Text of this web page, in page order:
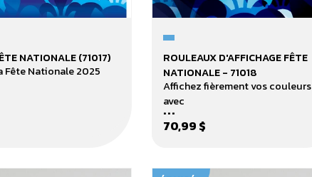
NATIONALE (71017)
Fête Nationale 2025
Rouleaux
d'affichage
FÊTE
NATIONALE
-
71018
ROULEAUX D'AFFICHAGE FÊTE
NATIONALE - 71018
Affichez fièrement vos couleurs
avec
...
70,99 $